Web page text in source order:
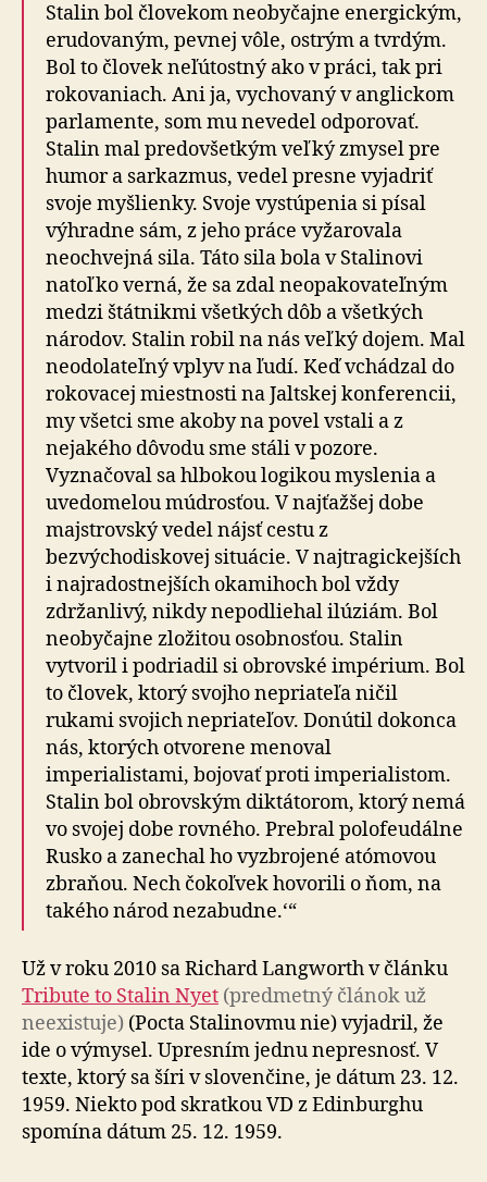
Stalin bol človekom neobyčajne energickým,
erudovaným, pevnej vôle, ostrým a tvrdým.
Bol to človek neľútostný ako v práci, tak pri
rokovaniach. Ani ja, vychovaný v anglickom
parlamente, som mu nevedel odporovať.
Stalin mal predovšetkým veľký zmysel pre
humor a sarkazmus, vedel presne vyjadriť
svoje myšlienky. Svoje vystúpenia si písal
výhradne sám, z jeho práce vyžarovala
neochvejná sila. Táto sila bola v Stalinovi
natoľko verná, že sa zdal neopakovateľným
medzi štátnikmi všetkých dôb a všetkých
národov. Stalin robil na nás veľký dojem. Mal
neodolateľný vplyv na ľudí. Keď vchádzal do
rokovacej miestnosti na Jaltskej konferencii,
my všetci sme akoby na povel vstali a z
nejakého dôvodu sme stáli v pozore.
Vyznačoval sa hlbokou logikou myslenia a
uvedomelou múdrosťou. V najťažšej dobe
majstrovský vedel nájsť cestu z
bezvýchodiskovej situácie. V najtragickejších
i najradostnejších okamihoch bol vždy
zdržanlivý, nikdy nepodliehal ilúziám. Bol
neobyčajne zložitou osobnosťou. Stalin
vytvoril i podriadil si obrovské impérium. Bol
to človek, ktorý svojho nepriateľa ničil
rukami svojich nepriateľov. Donútil dokonca
nás, ktorých otvorene menoval
imperialistami, bojovať proti imperialistom.
Stalin bol obrovským diktátorom, ktorý nemá
vo svojej dobe rovného. Prebral polofeudálne
Rusko a zanechal ho vyzbrojené atómovou
zbraňou. Nech čokoľvek hovorili o ňom, na
takého národ nezabudne.‘“
Už v roku 2010 sa Richard Langworth v článku
Tribute to Stalin Nyet (predmetný článok už
neexistuje) (Pocta Stalinovmu nie) vyjadril, že
ide o výmysel. Upresním jednu nepresnosť. V
texte, ktorý sa šíri v slovenčine, je dátum 23. 12.
1959. Niekto pod skratkou VD z Edinburghu
spomína dátum 25. 12. 1959.